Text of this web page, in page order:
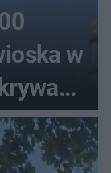
w
król